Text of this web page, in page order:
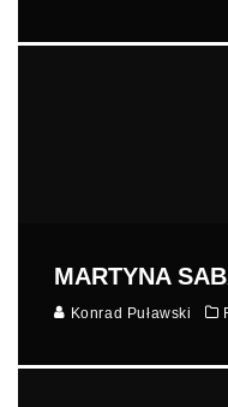
MARTYNA
Konrad Puławski